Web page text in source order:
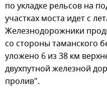
по укладке рельсов на
участках моста идет с
Железнодорожники
со стороны таманского
уложено 6 из 38 км
двухпутной железной
пролив".